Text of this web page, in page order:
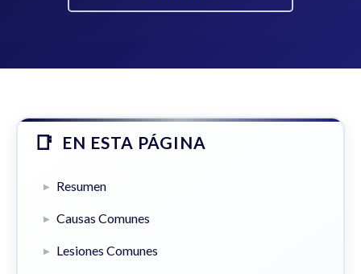
EN ESTA PÁGINA
Resumen
Causas Comunes
Lesiones Comunes